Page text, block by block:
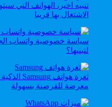
تنبيه اخير، الهواتف التي
الاشتغال بها قريبا
سياسة خصوصية واتساب
لتبنيها؟
معرضة للقرصنة بسهولة